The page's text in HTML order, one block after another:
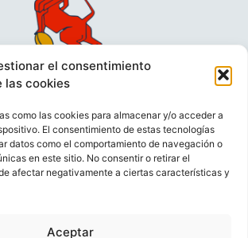
el consentimiento
las cookies
como las cookies para almacenar y/o acceder a
El consentimiento de estas tecnologías
datos como el comportamiento de navegación o
en este sitio. No consentir o retirar el
afectar negativamente a ciertas características y
Aceptar
POLÍTICA DE PRIVACIDAD